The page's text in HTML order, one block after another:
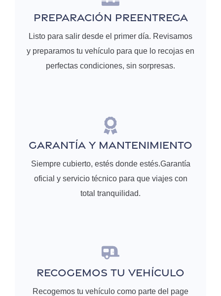
Preparación Preentrega
Listo para salir desde el primer día. Revisamos
y preparamos tu vehículo para que lo recojas en
perfectas condiciones, sin sorpresas.
GARANTÍA Y MANTENIMIENTO
Siempre cubierto, estés donde estés.Garantía
oficial y servicio técnico para que viajes con
total tranquilidad.
RECOGEMOS TU VEHÍCULO
Recogemos tu vehículo como parte del page